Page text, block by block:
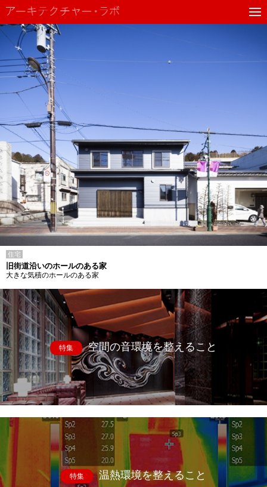
住宅
旧街道沿いのホールのある家
大きな気積のホールのある家
特集 空間の音環境を整えること
特集 温熱環境を整えること